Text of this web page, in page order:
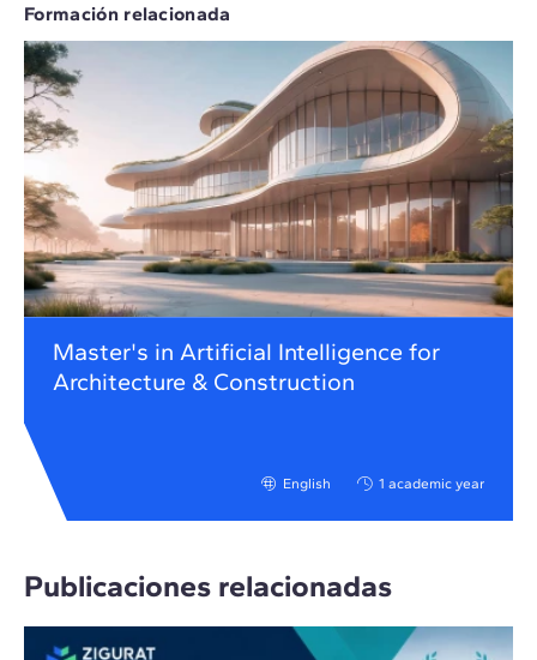
Formación relacionada
Master's in Artificial Intelligence for
Architecture & Construction
English 1 academic year
Publicaciones relacionadas